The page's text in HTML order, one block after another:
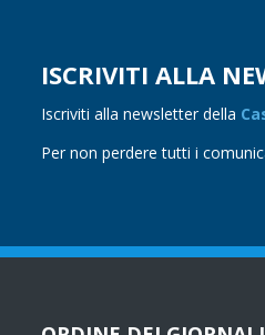
ISCRIVITI ALLA
Iscriviti alla newsletter della
Per non perdere tutti i